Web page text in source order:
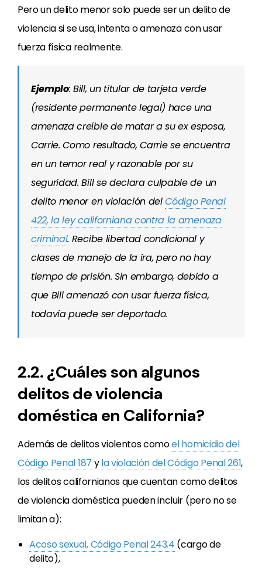
Pero un delito menor solo puede ser un delito de
violencia si se usa, intenta o amenaza con usar
fuerza física realmente.
Ejemplo: Bill, un titular de tarjeta verde
(residente permanente legal) hace una
amenaza creíble de matar a su ex esposa,
Carrie. Como resultado, Carrie se encuentra
en un temor real y razonable por su
seguridad. Bill se declara culpable de un
delito menor en violación delCódigo Penal
422, la ley californiana contra la amenaza
criminal. Recibe libertad condicional y
clases de manejo de la ira, pero no hay
tiempo de prisión. Sin embargo, debido a
que Bill amenazó con usar fuerza física,
todavía puede ser deportado.
2.2. ¿Cuáles son algunos
delitos de violencia
doméstica en California?
Además de delitos violentos comoel homicidio del
Código Penal 187 yla violación del Código Penal 261,
los delitos californianos que cuentan como delitos
de violencia doméstica pueden incluir (pero no se
limitan a):
Acoso sexual, Código Penal 243.4 (cargo de
delito),